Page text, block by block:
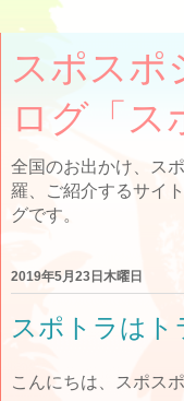
スポスポ
ログ「ス
全国のお出かけ、ス
羅、ご紹介するサイ
グです。
2019年5月23日木曜日
スポトラはト
こんにちは、スポス